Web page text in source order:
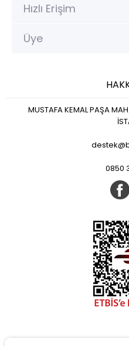
Hızlı Erişim
Üye
MUSTAFA KEMAL PAŞA
0850